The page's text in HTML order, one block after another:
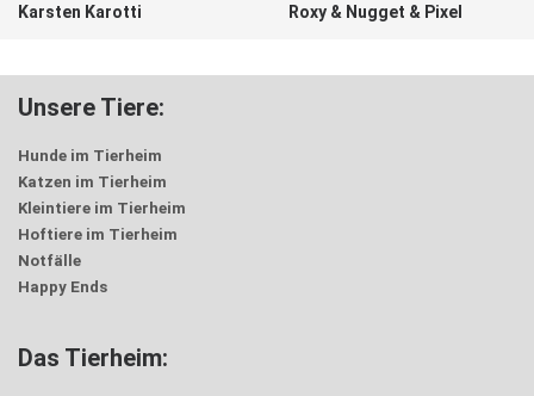
Karsten Karotti Roxy & Nugget & Pixel
Unsere Tiere:
Hunde im Tierheim
Katzen im Tierheim
Kleintiere im Tierheim
Hoftiere im Tierheim
Notfälle
Happy Ends
Das Tierheim: